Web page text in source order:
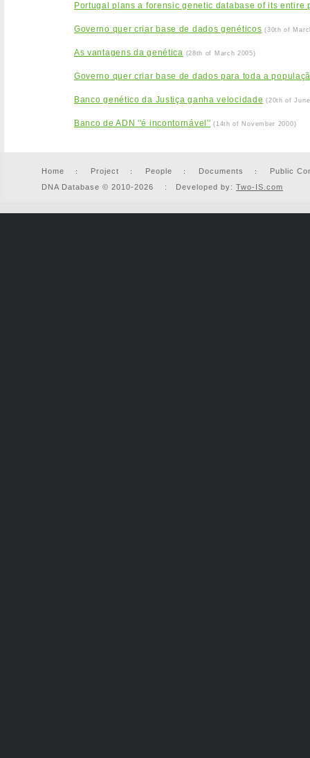
Portugal plans a forensic genetic database of its entire
Governo quer criar base de dados genéticos (30th of
As vantagens da genética (28th of March 2005)
Governo quer criar base de dados para toda a
Banco genético da Justiça ganha velocidade (20th of
Banco de ADN ''é incontornável'' (14th of November 2000)
Home Project People Documents
Public
DNA Database © 2010-2026 : Developed by: Two-IS.com